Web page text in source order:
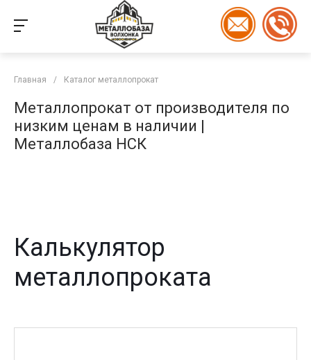
Главная / Каталог металлопрокат
Металлопрокат от производителя по
низким ценам в наличии |
Металлобаза НСК
Калькулятор
металлопроката